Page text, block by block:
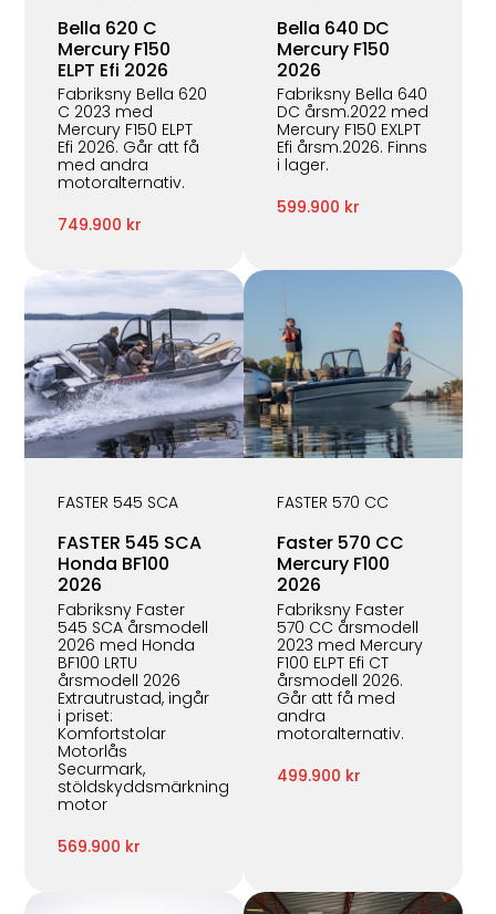
Bella 620 C
Mercury F150
ELPT Efi 2026
Fabriksny Bella 620
C 2023 med
Mercury F150 ELPT
Efi 2026. Går att få
med andra
motoralternativ.
749.900 kr
Bella 640 DC
Mercury F150
2026
Fabriksny Bella 640
DC årsm.2022 med
Mercury F150 EXLPT
Efi årsm.2026. Finns
i lager.
599.900 kr
FASTER 545 SCA
FASTER 545 SCA
Honda BF100
2026
Fabriksny Faster
545 SCA årsmodell
2026 med Honda
BF100 LRTU
årsmodell 2026
Extrautrustad, ingår
i priset:
Komfortstolar
Motorlås
Securmark,
stöldskyddsmärkning
motor
569.900 kr
FASTER 570 CC
Faster 570 CC
Mercury F100
2026
Fabriksny Faster
570 CC årsmodell
2023 med Mercury
F100 ELPT Efi CT
årsmodell 2026.
Går att få med
andra
motoralternativ.
499.900 kr